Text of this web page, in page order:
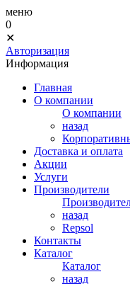
меню
0
✕
Авторизация
Информация
Главная
О компании
О компании
назад
Доставка и оплата
Акции
Услуги
Производители
назад
Repsol
Контакты
Каталог
Каталог
назад